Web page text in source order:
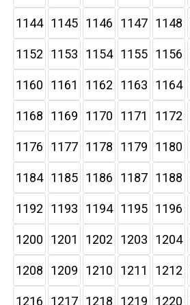
1144 1145 1146 1147 1148
1152 1153 1154 1155 1156
1160 1161 1162 1163 1164
1168 1169 1170 1171 1172
1176 1177 1178 1179 1180
1184 1185 1186 1187 1188
1192 1193 1194 1195 1196
1200 1201 1202 1203 1204
1208 1209 1210 1211 1212
1216 1217 1218 1219 1220